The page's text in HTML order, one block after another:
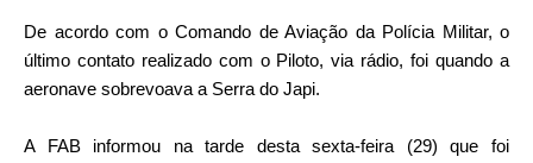
De acordo com o Comando de Aviação da Polícia Militar, o
último contato realizado com o Piloto, via rádio, foi quando a
aeronave sobrevoava a Serra do Japi.
A FAB informou na tarde desta sexta-feira (29) que foi